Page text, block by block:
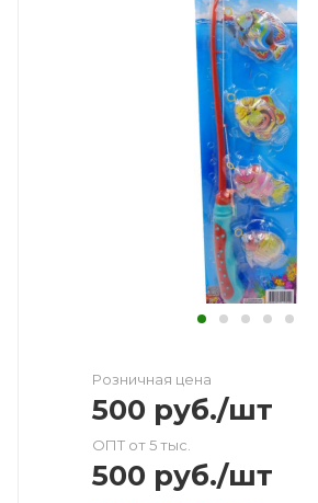
Розничная цена
500 руб./шт
ОПТ от 5 тыс.
500 руб./шт